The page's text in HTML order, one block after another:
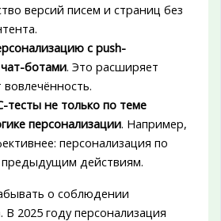
версий писем и страниц без
с push-
ботами. Это расширяет
тесты не только по теме
персонализации. Например,
персонализация по
действиям.
о соблюдении
В 2025 году персонализация